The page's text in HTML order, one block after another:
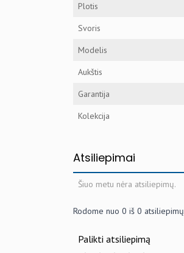
Plotis
Svoris
Modelis
Aukštis
Garantija
Kolekcija
Atsiliepimai
Šiuo metu nėra atsiliepimų.
Rodome nuo 0 iš 0 atsiliepimų
Palikti atsiliepimą